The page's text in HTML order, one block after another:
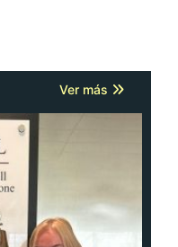
Ver más